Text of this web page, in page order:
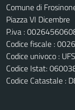
Comune di
Piazza VI Dicembre
P.iva :
Codice fiscale :
Codice univoco :
Codice Istat:
Codice Catastale :